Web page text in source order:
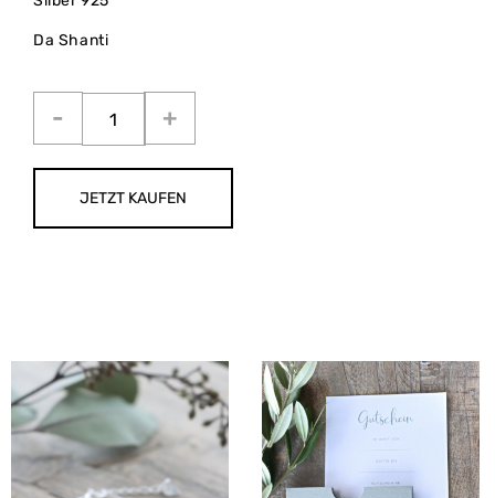
Da Shanti
JETZT KAUFEN